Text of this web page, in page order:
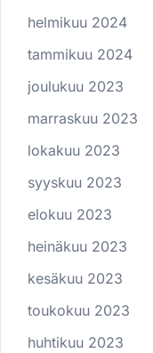
helmikuu 2024
tammikuu 2024
joulukuu 2023
marraskuu 2023
lokakuu 2023
syyskuu 2023
elokuu 2023
heinäkuu 2023
kesäkuu 2023
toukokuu 2023
huhtikuu 2023